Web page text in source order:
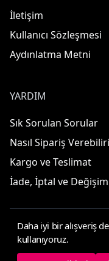
İletişim
Kullanıcı Sözleşmesi
Aydınlatma Metni
YARDIM
Sık Sorulan Sorular
Nasıl Sipariş
Kargo ve Teslimat
İade, İptal ve Değişim
© 2025
Daha iyi bir alışveriş
kullanıyoruz.